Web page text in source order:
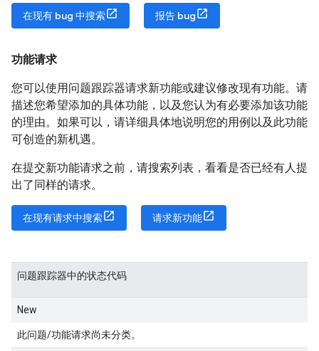
在现有 bug 中搜索 报告 bug
功能请求
您可以使用问题跟踪器请求新功能或建议修改现有功能。请
描述您希望添加的具体功能，以及您认为有必要添加该功能
的理由。如果可以，请详细具体地说明您的用例以及此功能
可创造的新机遇。
在提交新功能请求之前，请搜索列表，看看是否已经有人提
出了同样的请求。
在现有请求中搜索 请求新功能
问题跟踪器中的状态代码
New
此问题/功能请求尚未分类。